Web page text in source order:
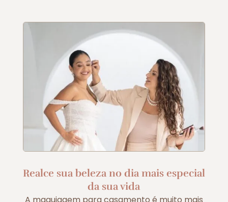
Realce sua beleza no dia mais especial
da sua vida
A maquiagem para casamento é muito mais